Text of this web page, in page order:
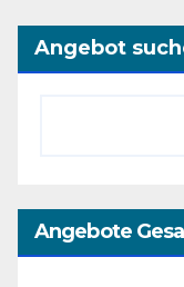
Angebot
Angebote